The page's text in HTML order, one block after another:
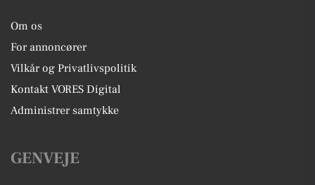
Om os
For annoncører
Vilkår og Privatlivspolitik
Kontakt VORES Digital
Administrer samtykke
GENVEJE